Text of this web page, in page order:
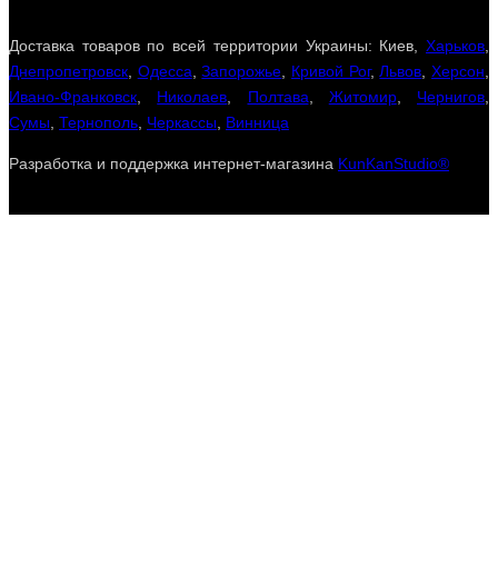
Доставка товаров по всей территории Украины: Киев, Харьков
Днепропетровск Одесса ,Запорожье Кривой Рог,Львов ,Херсон
Ивано-Франковск
Николаев Полтава Житомир, Чернигов
Сумы Тернополь Черкассы Винница
Разработка и поддержка интернет-магазина KunKanStudio®